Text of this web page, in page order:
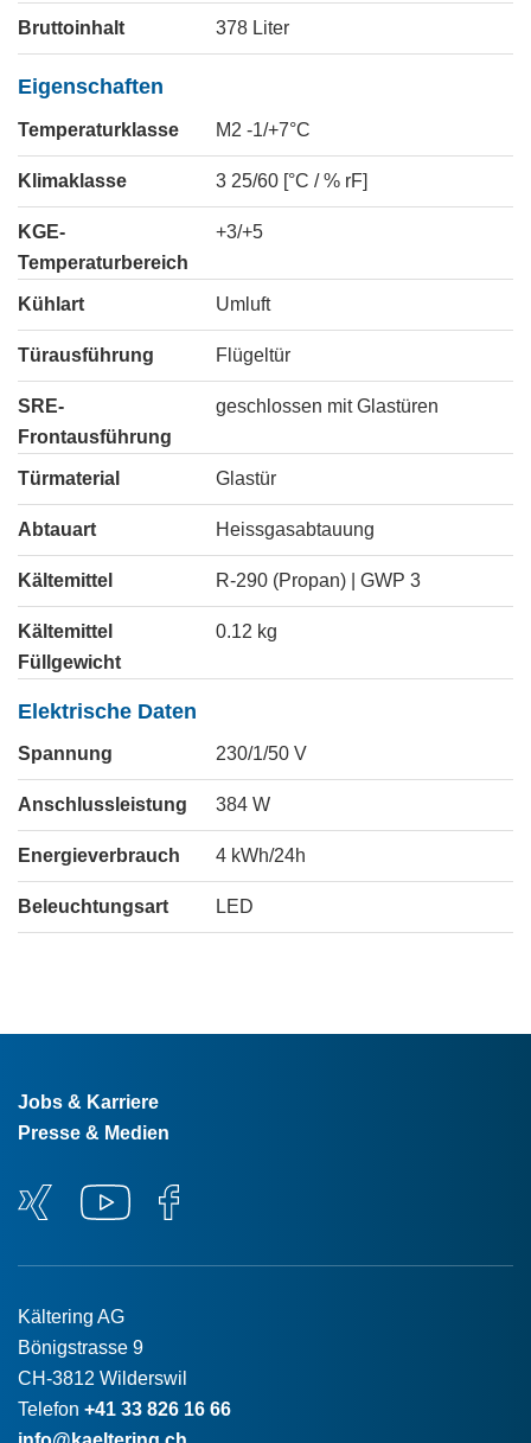
Bruttoinhalt 378 Liter
Eigenschaften
Temperaturklasse M2 -1/+7°C
Klimaklasse 3 25/60 [°C / % rF]
KGE-
Temperaturbereich
+3/+5
Kühlart Umluft
Türausführung Flügeltür
SRE-
Frontausführung
geschlossen mit Glastüren
Türmaterial Glastür
Abtauart Heissgasabtauung
Kältemittel R-290 (Propan) | GWP 3
Kältemittel
Füllgewicht
0.12 kg
Elektrische Daten
Spannung 230/1/50 V
Anschlussleistung 384 W
Energieverbrauch 4 kWh/24h
Beleuchtungsart LED
Jobs & Karriere
Presse & Medien
Kältering AG
Bönigstrasse 9
CH-3812 Wilderswil
Telefon +41 33 826 16 66